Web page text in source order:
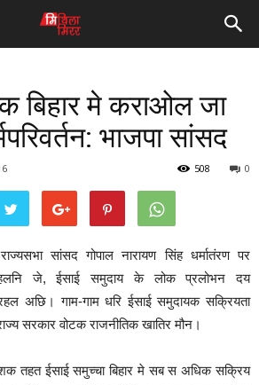
बिहार मे कराओल जा
भाजपा सांसद
0
508
सांसद गोपाल नारायण सिंह धर्मातंरण पर
जे, ईसाई समुदाय के लोक प्रलोभन दय
अछि। गाम-गाम धरि ईसाई समुदायक सक्रियता
सरकार वोटक राजनीतिक खातिर मौन।
तहत ईसाई समुच्चा बिहार मे सब स अधिक सक्रिय